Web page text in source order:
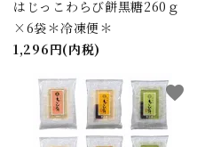
はじっこわらび餅黒糖260ｇ
×6袋＊冷凍便＊
1,296円(内税)
favorite